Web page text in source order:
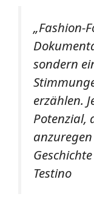
„Fashion-
sondern
erzählen.
Potenzial,
Testino